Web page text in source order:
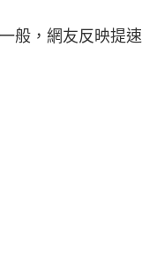
般，網友反映提